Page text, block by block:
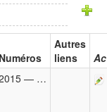
Numéros
Autres
liens
— …